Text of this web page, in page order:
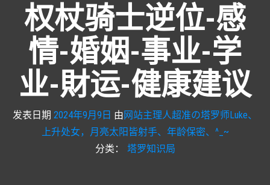
权杖骑士逆位-感
情-婚姻-事业-学
业-財运-健康建议
发表日期 2024年9月9日 由网站主理人超准の塔罗师Luke、
上升处女，月亮太阳皆射手、年龄保密、^_~
分类：
塔罗知识局